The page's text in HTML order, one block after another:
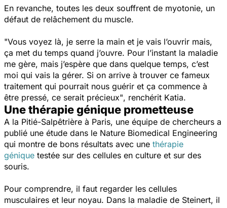
En revanche, toutes les deux souffrent de myotonie, un
défaut de relâchement du muscle.
"Vous voyez là, je serre la main et je vais l’ouvrir mais,
ça met du temps quand j’ouvre. Pour l’instant la maladie
me gère, mais j’espère que dans quelque temps, c’est
moi qui vais la gérer. Si on arrive à trouver ce fameux
traitement qui pourrait nous guérir et ça commence à
être pressé, ce serait précieux", renchérit Katia.
Une thérapie génique prometteuse
A la Pitié-Salpêtrière à Paris, une équipe de chercheurs a
publié une étude dans le Nature Biomedical Engineering
qui montre de bons résultats avec une thérapie
génique testée sur des cellules en culture et sur des
souris.
Pour comprendre, il faut regarder les cellules
musculaires et leur noyau. Dans la maladie de Steinert, il